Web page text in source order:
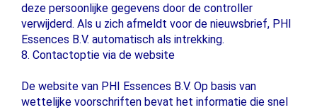
deze persoonlijke gegevens door de controller
verwijderd. Als u zich afmeldt voor de nieuwsbrief, PHI
Essences B.V. automatisch als intrekking.
8. Contactoptie via de website
De website van PHI Essences B.V. Op basis van
wettelijke voorschriften bevat het informatie die snel